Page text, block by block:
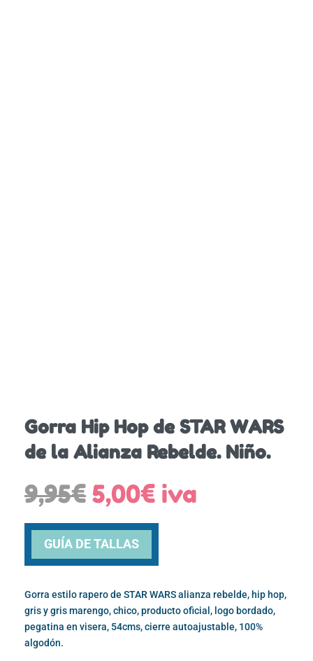
Gorra Hip Hop de STAR WARS
de la Alianza Rebelde. Niño.
9,95€ El
precio
original
era:
9,95€.
5,00€El
precio
actual
iva
GUÍA DE TALLAS
Gorra estilo rapero de STAR WARS alianza rebelde, hip hop,
gris y gris marengo, chico, producto oficial, logo bordado,
pegatina en visera, 54cms, cierre autoajustable, 100%
algodón.